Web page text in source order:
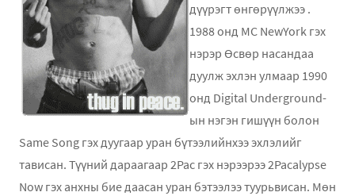
дүүрэгт өнгөрүүлжээ .
1988 онд MC NewYork гэх
нэрэр Өсвөр насандаа
дуулж эхлэн улмаар 1990
онд Digital Underground-
ын нэгэн гишүүн болон
Same Song гэх дуугаар уран бүтээлийнхээ эхлэлийг
тависан. Түүний дараагаар 2Pac гэх нэрээрээ 2Pacalypse
Now гэх анхны бие даасан уран бэтээлээ туурьвисан. Мөн